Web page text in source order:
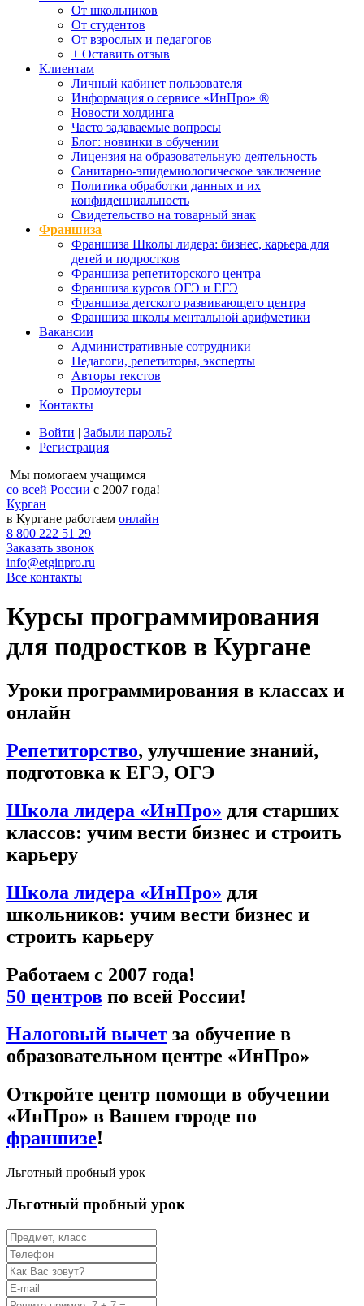
От школьников
От студентов
От взрослых и педагогов
+ Оставить отзыв
Клиентам
Личный кабинет пользователя
Информация о сервисе «ИнПро» ®
Новости холдинга
Часто задаваемые вопросы
Блог: новинки в обучении
Лицензия на образовательную деятельность
Санитарно-эпидемиологическое заключение
Политика обработки данных и их
конфиденциальность
Свидетельство на товарный знак
Франшиза
Франшиза Школы лидера: бизнес, карьера для
детей и подростков
Франшиза репетиторского центра
Франшиза курсов ОГЭ и ЕГЭ
Франшиза детского развивающего центра
Франшиза школы ментальной арифметики
Вакансии
Административные сотрудники
Педагоги, репетиторы, эксперты
Авторы текстов
Промоутеры
Контакты
Войти | Забыли пароль?
Регистрация
Мы помогаем учащимся
со всей России с 2007 года!
Курган
в Кургане работаем онлайн
8 800 222 51 29
Заказать звонок
info@etginpro.ru
Все контакты
Курсы программирования
для подростков в Кургане
Уроки программирования в классах и
онлайн
Репетиторство, улучшение знаний,
подготовка к ЕГЭ, ОГЭ
Школа лидера «ИнПро» для старших
классов: учим вести бизнес и строить
карьеру
Школа лидера «ИнПро» для
школьников: учим вести бизнес и
строить карьеру
Работаем с 2007 года!
50 центров по всей России!
Налоговый вычет за обучение в
образовательном центре «ИнПро»
Откройте центр помощи в обучении
«ИнПро» в Вашем городе по
франшизе!
Льготный пробный урок
Льготный пробный урок